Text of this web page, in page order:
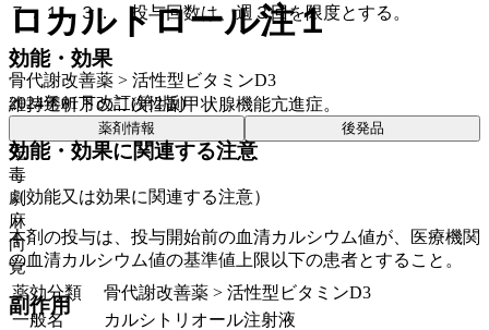
７．１．３． 投与回数は、週３回を限度とする。
効能・効果
維持透析下の二次性副甲状腺機能亢進症。
効能・効果に関連する注意
（効能又は効果に関連する注意）
本剤の投与は、投与開始前の血清カルシウム値が、医療機関
の血清カルシウム値の基準値上限以下の患者とすること。
副作用
ロカルトロール注１
骨代謝改善薬 > 活性型ビタミンD3
2024年01月改訂(第2版)
薬剤情報 後発品
先
毒
劇
麻
向
覚
薬効分類
骨代謝改善薬 > 活性型ビタミンD3
一般名
カルシトリオール注射液